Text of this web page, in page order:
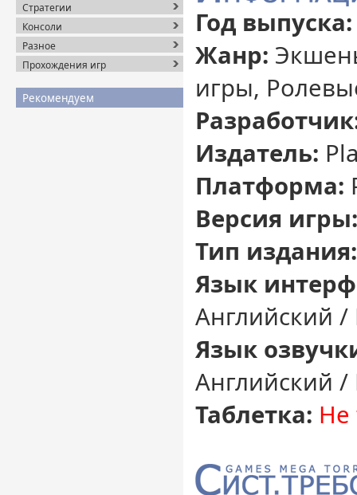
Стратегии
Консоли
Разное
Прохождения игр
Рекомендуем
Год выпуска:
Жанр:
игры,
Издатель:
Платформа:
Версия игры:
Тип издания:
Язык
Английский /
Язык
Английский /
Таблетка: Не